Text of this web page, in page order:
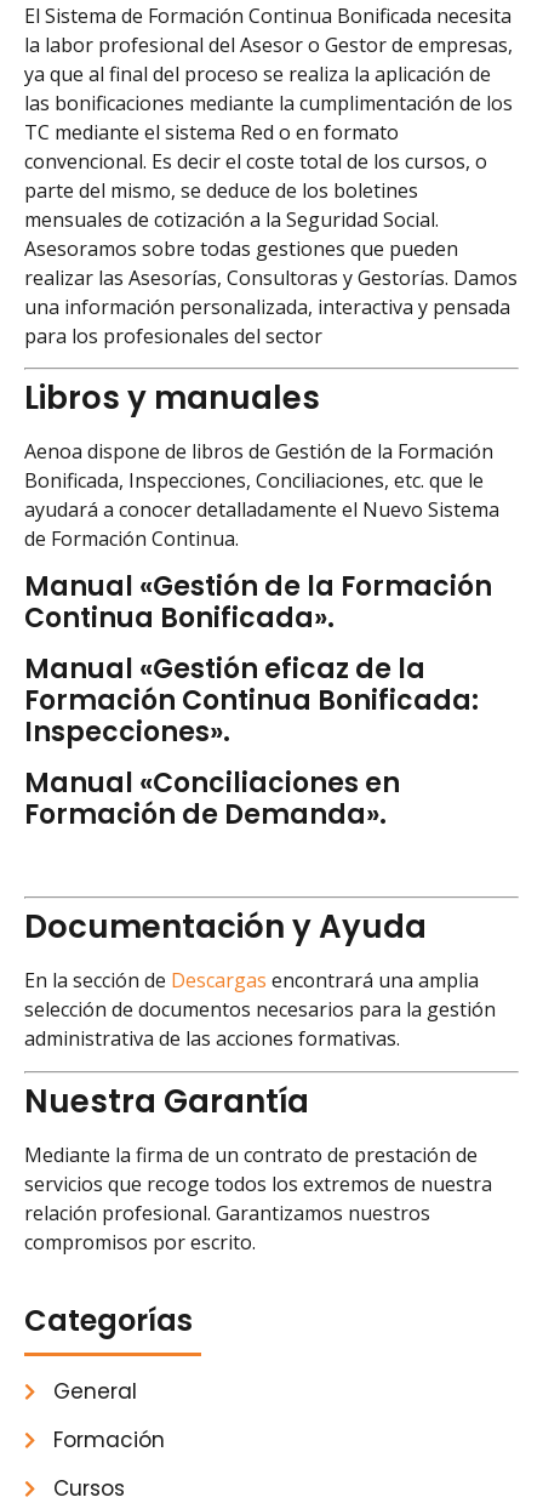
El Sistema de Formación Continua Bonificada necesita
la labor profesional del Asesor o Gestor de empresas,
ya que al final del proceso se realiza la aplicación de
las bonificaciones mediante la cumplimentación de los
TC mediante el sistema Red o en formato
convencional. Es decir el coste total de los cursos, o
parte del mismo, se deduce de los boletines
mensuales de cotización a la Seguridad Social.
Asesoramos sobre todas gestiones que pueden
realizar las Asesorías, Consultoras y Gestorías. Damos
una información personalizada, interactiva y pensada
para los profesionales del sector
Libros y manuales
Aenoa dispone de libros de Gestión de la Formación
Bonificada, Inspecciones, Conciliaciones, etc. que le
ayudará a conocer detalladamente el Nuevo Sistema
de Formación Continua.
Manual «Gestión de la Formación
Continua Bonificada».
Manual «Gestión eficaz de la
Formación Continua Bonificada:
Inspecciones».
Manual «Conciliaciones en
Formación de Demanda».
Documentación y Ayuda
En la sección de Descargas encontrará una amplia
selección de documentos necesarios para la gestión
administrativa de las acciones formativas.
Nuestra Garantía
Mediante la firma de un contrato de prestación de
servicios que recoge todos los extremos de nuestra
relación profesional. Garantizamos nuestros
compromisos por escrito.
Categorías
General
Formación
Cursos